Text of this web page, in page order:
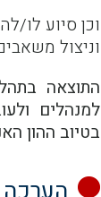
וכן סיוע לו/
וניצול
התוצאה
למנהלים
בטיוב ההון